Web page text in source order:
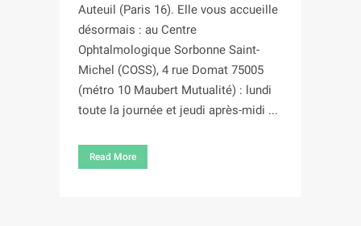
Auteuil (Paris 16). Elle vous accueille
désormais : au Centre
Ophtalmologique Sorbonne Saint-
Michel (COSS), 4 rue Domat 75005
(métro 10 Maubert Mutualité) : lundi
toute la journée et jeudi après-midi ...
Read More